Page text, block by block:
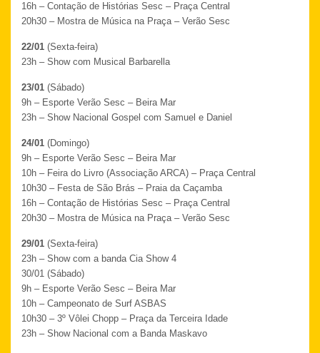
16h – Contação de Histórias Sesc – Praça Central
20h30 – Mostra de Música na Praça – Verão Sesc
22/01 (Sexta-feira)
23h – Show com Musical Barbarella
23/01 (Sábado)
9h – Esporte Verão Sesc – Beira Mar
23h – Show Nacional Gospel com Samuel e Daniel
24/01 (Domingo)
9h – Esporte Verão Sesc – Beira Mar
10h – Feira do Livro (Associação ARCA) – Praça Central
10h30 – Festa de São Brás – Praia da Caçamba
16h – Contação de Histórias Sesc – Praça Central
20h30 – Mostra de Música na Praça – Verão Sesc
29/01 (Sexta-feira)
23h – Show com a banda Cia Show 4
30/01 (Sábado)
9h – Esporte Verão Sesc – Beira Mar
10h – Campeonato de Surf ASBAS
10h30 – 3º Vôlei Chopp – Praça da Terceira Idade
23h – Show Nacional com a Banda Maskavo